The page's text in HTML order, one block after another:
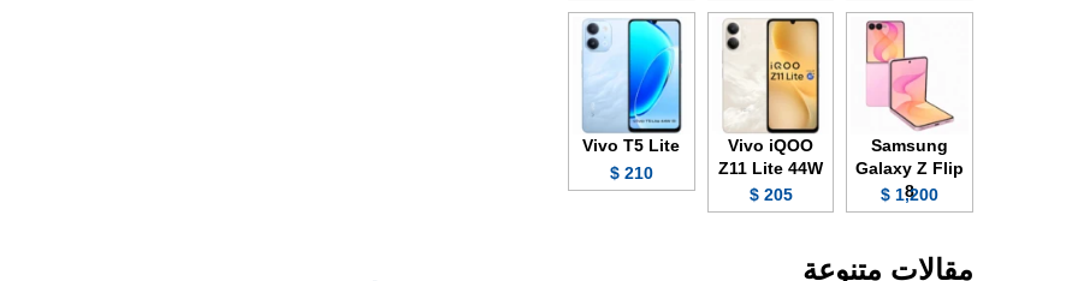
Samsung
Galaxy Z Flip
8
1,200 $
Vivo iQOO
Z11 Lite 44W
205 $
Vivo T5 Lite
210 $
مقالات متنوعة